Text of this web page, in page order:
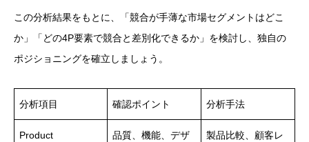
この分析結果をもとに、「競合が手薄な市場セグメントはどこ
か」「どの4P要素で競合と差別化できるか」を検討し、独自の
ポジショニングを確立しましょう。
分析項目 確認ポイント 分析手法
Product
品質、機能、デザ
製品比較、顧客レ